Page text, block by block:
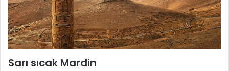
Sarı sıcak Mardin